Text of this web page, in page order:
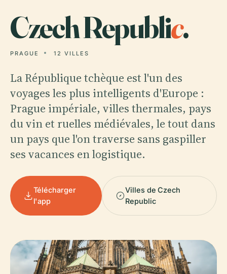
Czech Republic.
PRAGUE 12 VILLES
La République tchèque est l'un des
voyages les plus intelligents d'Europe :
Prague impériale, villes thermales, pays
du vin et ruelles médiévales, le tout dans
un pays que l'on traverse sans gaspiller
ses vacances en logistique.
Télécharger
l'app
Villes de Czech
Republic